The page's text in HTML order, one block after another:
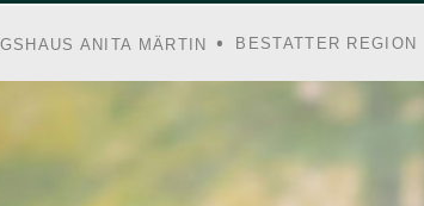
ANITA MÄRTIN BESTATTER REGION